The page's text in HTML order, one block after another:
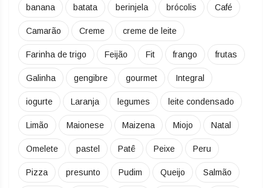
banana batata berinjela brócolis Café
Camarão Creme creme de leite
Farinha de trigo Feijão Fit frango frutas
Galinha gengibre gourmet Integral
iogurte Laranja legumes leite condensado
Limão Maionese Maizena Miojo Natal
Omelete pastel Patê Peixe Peru
Pizza presunto Pudim Queijo Salmão